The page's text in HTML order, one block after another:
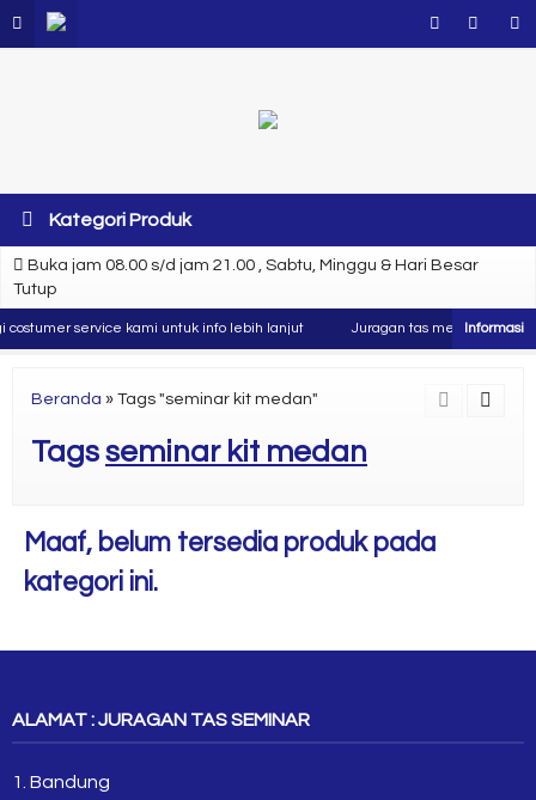
Kategori Produk
Buka jam 08.00 s/d jam 21.00 , Sabtu, Minggu & Hari Besar
Tutup
service kami untuk info lebih lanjut Juragan tas merupakan
Beranda » Tags "seminar kit medan"
Tagsseminar kit medan
Maaf, belum tersedia produk pada
kategori ini.
ALAMAT : JURAGAN TAS SEMINAR
1. Bandung